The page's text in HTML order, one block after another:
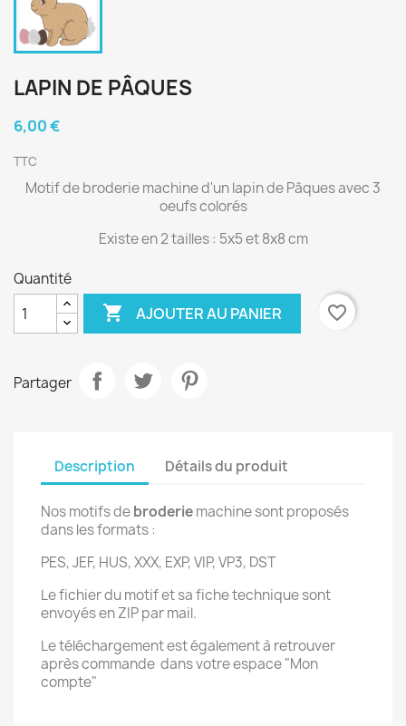
LAPIN DE PÂQUES
6,00 €
TTC
Motif de broderie machine d'un lapin de Pâques avec 3
oeufs colorés
Existe en 2 tailles : 5x5 et 8x8 cm
Quantité
 AJOUTER AU PANIER favorite_border
Partager
Description Détails du produit
Nos motifs debroderiemachine sont proposés
dans les formats :
PES, JEF, HUS, XXX, EXP, VIP, VP3, DST
Le fichier du motif et sa fiche technique sont
envoyés en ZIP par mail.
Le téléchargement est également à retrouver
après commande dans votre espace "Mon
compte"